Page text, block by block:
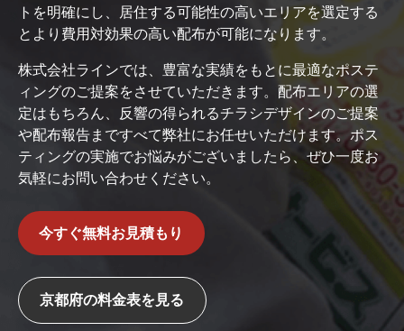
トを明確にし、居住する可能性の高いエリアを選定する
とより費用対効果の高い配布が可能になります。
株式会社ラインでは、豊富な実績をもとに最適なポステ
ィングのご提案をさせていただきます。配布エリアの選
定はもちろん、反響の得られるチラシデザインのご提案
や配布報告まですべて弊社にお任せいただけます。ポス
ティングの実施でお悩みがございましたら、ぜひ一度お
気軽にお問い合わせください。
今すぐ無料お見積もり
京都府の料金表を見る